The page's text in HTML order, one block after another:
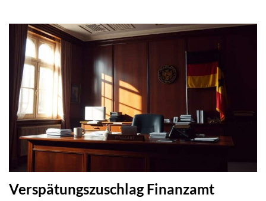
Verspätungszuschlag Finanzamt